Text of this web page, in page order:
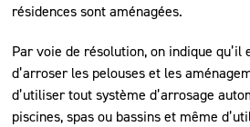
résidences sont aménagées.
Par voie de résolution, on indique
d’arroser les pelouses et les
d’utiliser tout système d’arrosage
piscines, spas ou bassins et même